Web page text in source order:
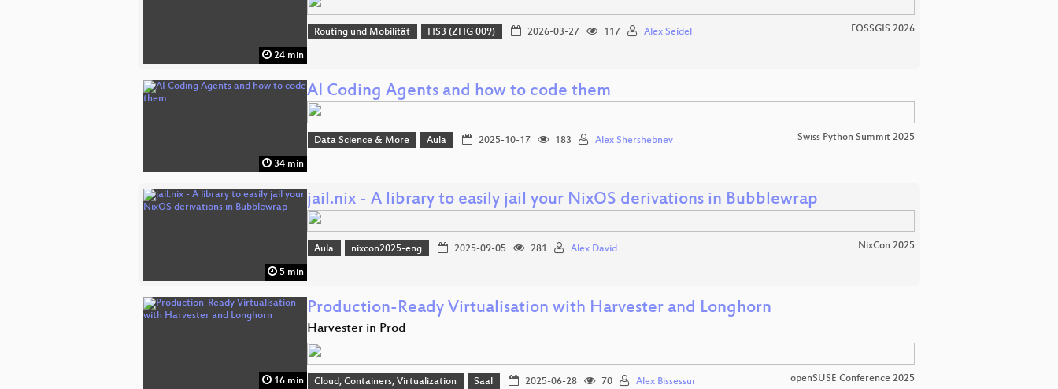
24 min
Routing und Mobilität HS3 (ZHG 009) 2026-03-27 117 Alex Seidel FOSSGIS 2026
34 min
AI Coding Agents and how to code them
Data Science & More Aula 2025-10-17 183 Alex Shershebnev Swiss Python Summit 2025
5 min
jail.nix - A library to easily jail your NixOS derivations in Bubblewrap
Aula nixcon2025-eng 2025-09-05 281 Alex David NixCon 2025
16 min
Production-Ready Virtualisation with Harvester and Longhorn
Harvester in Prod
Cloud, Containers, Virtualization Saal 2025-06-28 70 Alex Bissessur openSUSE Conference 2025